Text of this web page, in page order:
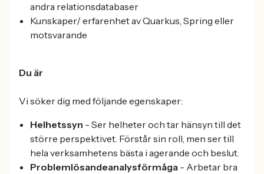
andra relationsdatabaser
Kunskaper/ erfarenhet av Quarkus, Spring eller
motsvarande
Du är
Vi söker dig med följande egenskaper:
Helhetssyn - Ser helheter och tar hänsyn till det
större perspektivet. Förstår sin roll, men ser till
hela verksamhetens bästa i agerande och beslut.
Problemlösandeanalysförmåga - Arbetar bra